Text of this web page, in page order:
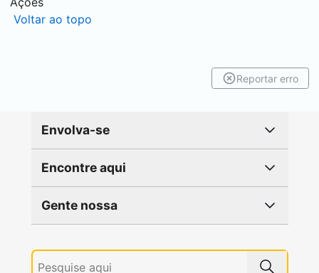
Voltar ao topo
Reportar erro
Envolva-se
Encontre aqui
Gente nossa